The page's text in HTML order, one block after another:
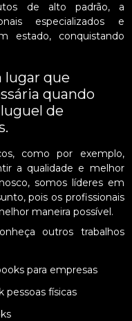
de alto padrão, a
especializados e
estado, conquistando
lugar que
quando
de
como por exemplo,
a qualidade e melhor
somos líderes em
pois os profissionais
maneira possível.
outros trabalhos
para empresas
pessoas físicas